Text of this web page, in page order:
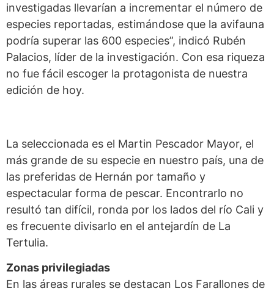
investigadas llevarían a incrementar el número de
especies reportadas, estimándose que la avifauna
podría superar las 600 especies”, indicó Rubén
Palacios, líder de la investigación. Con esa riqueza
no fue fácil escoger la protagonista de nuestra
edición de hoy.
La seleccionada es el Martin Pescador Mayor, el
más grande de su especie en nuestro país, una de
las preferidas de Hernán por tamaño y
espectacular forma de pescar. Encontrarlo no
resultó tan difícil, ronda por los lados del río Cali y
es frecuente divisarlo en el antejardín de La
Tertulia.
Zonas privilegiadas
En las áreas rurales se destacan Los Farallones de